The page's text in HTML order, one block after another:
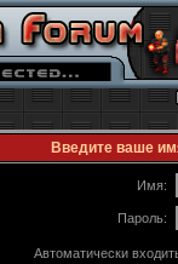
Введите ваше
Имя:
Пароль:
Автоматически